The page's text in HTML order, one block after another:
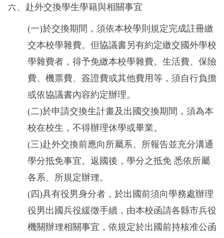
六、赴外交換學生學籍與相關事宜
(一)於交換期間，須依本校學則規定完成註冊繳
交本校學雜費。但協議書另有約定繳交國外學校
學雜費者，得予免繳本校學雜費。生活費、保險
費、機票費、簽證費或其他費用等，須自行負擔
或依協議書內容約定辦理。
(二)於申請交換生計畫及出國交換期間，須為本
校在校生，不得辦理休學或畢業。
(三)赴外交換前應向所屬系、所報告並充分溝通
學分抵免事宜。返國後，學分之抵免 悉依所屬
各系、所規定辦理。
(四)具有役男身分者，於出國前須向學務處辦理
役男出國兵役緩徵手續，由本校函請各縣市兵役
機關辦理相關事宜，依規定於出國前持核准公函